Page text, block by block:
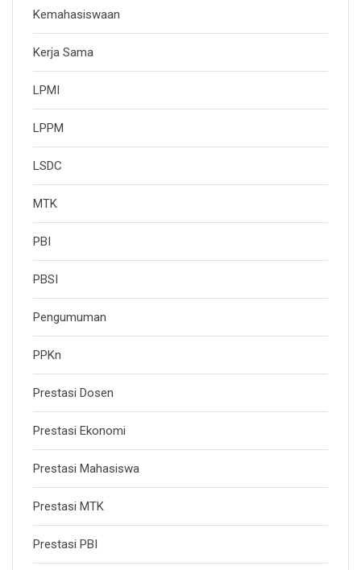
Kemahasiswaan
Kerja Sama
LPMI
LPPM
LSDC
MTK
PBI
PBSI
Pengumuman
PPKn
Prestasi Dosen
Prestasi Ekonomi
Prestasi Mahasiswa
Prestasi MTK
Prestasi PBI